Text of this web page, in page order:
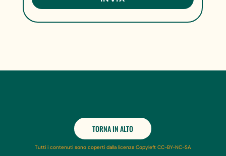
TORNA IN ALTO
Tutti i contenuti sono coperti dalla licenza Copyleft CC-BY-NC-SA